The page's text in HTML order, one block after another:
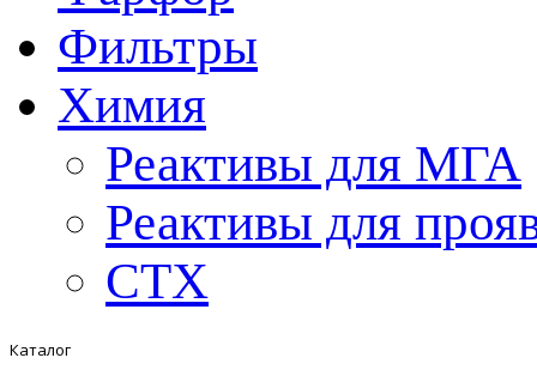
Фильтры
Химия
Реактивы для МГА
Реактивы для
СТХ
Каталог